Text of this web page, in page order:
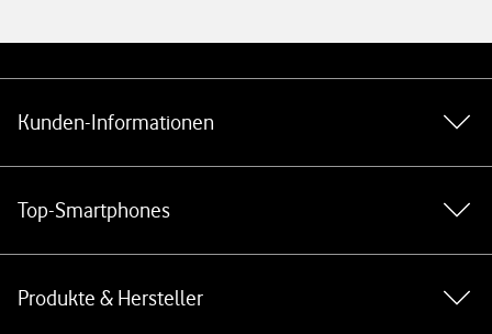
Kunden-Informationen
Top-Smartphones
Produkte & Hersteller